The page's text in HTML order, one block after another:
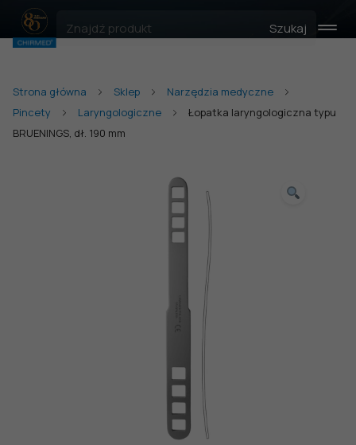
Szukaj
Strona główna Sklep
Narzędzia medyczne
Pincety
Laryngologiczne
Łopatka laryngologiczna typu
BRUENINGS, dł. 190 mm